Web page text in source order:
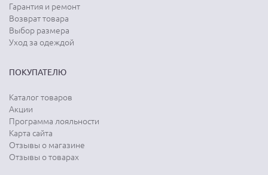
Гарантия и ремонт
Возврат товара
Выбор размера
Уход за одеждой
ПОКУПАТЕЛЮ
Каталог товаров
Акции
Программа лояльности
Карта сайта
Отзывы о магазине
Отзывы о товарах